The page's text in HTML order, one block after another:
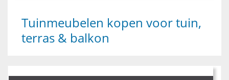
Tuinmeubelen kopen voor tuin,
terras & balkon